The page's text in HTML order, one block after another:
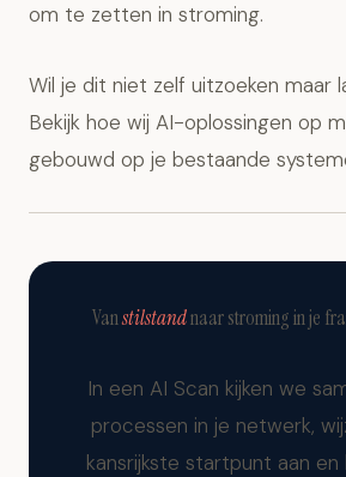
om te zetten in stroming.
Wil je dit niet zelf uitzoeken maar
Bekijk hoe wij AI-oplossingen op
gebouwd op je bestaande
Vanstilstandnaar stroming in je
In een AI Scan kijken we
processen in je netwerk,
kansrijkste startpunt aan en